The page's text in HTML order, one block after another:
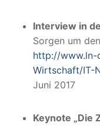
Interview in
Sorgen um
http://www.ln-
Wirtschaft/IT-
Juni 2017
Keynote „Die